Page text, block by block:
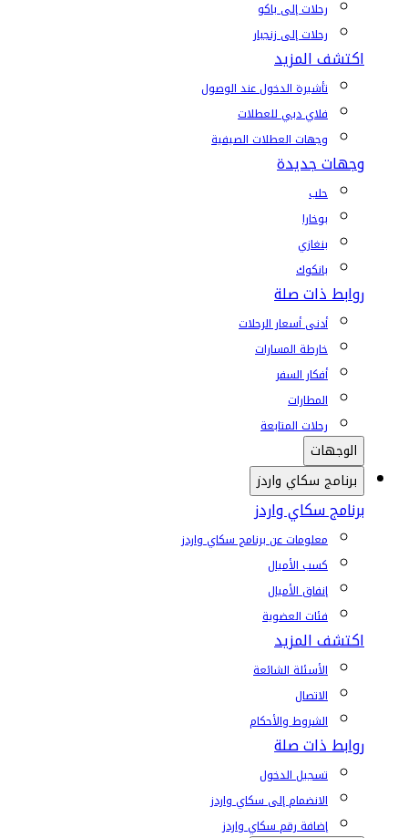
رحلات إلى باكو
رحلات إلى زنجبار
اكتشف المزيد
تأشيرة الدخول عند الوصول
فلاي دبي للعطلات
وجهات العطلات الصيفية
وجهات جديدة
حلب
بوخارا
بنغازي
بانكوك
روابط ذات صلة
أدنى أسعار الرحلات
خارطة المسارات
أفكار السفر
المطارات
رحلات المتابعة
الوجهات
برنامج سكاي واردز
برنامج سكاي واردز
معلومات عن برنامج سكاي واردز
كسب الأميال
إنفاق الأميال
فئات العضوية
اكتشف المزيد
الأسئلة الشائعة
الاتصال
الشروط والأحكام
روابط ذات صلة
تسجيل الدخول
الانضمام إلى سكاي واردز
إضافة رقم سكاي واردز